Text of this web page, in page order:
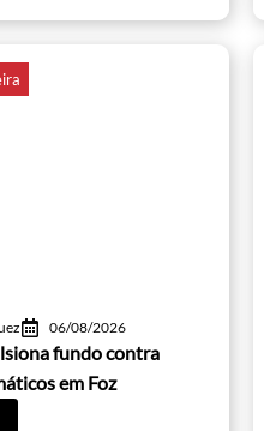
06/08/2026
fundo contra
em Foz